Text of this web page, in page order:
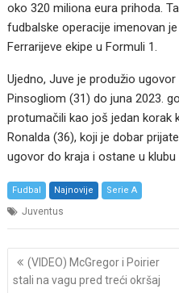
oko 320 miliona eura prihoda.
fudbalske operacije imenovan
Ferrarijeve ekipe u Formuli 1.
Ujedno, Juve je produžio
Pinsogliom (31) do juna 2023.
protumačili kao još jedan korak
Ronalda (36), koji je dobar
ugovor do kraja i ostane u
Fudbal Najnovije Serie A
Juventus
Post
navigation
(VIDEO) McGregor i Poirier
stali na vagu pred treći okršaj